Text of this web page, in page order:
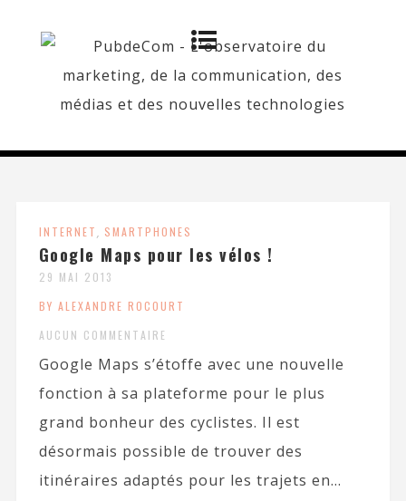
INTERNET, SMARTPHONES
Google Maps pour les vélos !
29 MAI 2013
BY ALEXANDRE ROCOURT
AUCUN COMMENTAIRE
Google Maps s’étoffe avec une nouvelle
fonction à sa plateforme pour le plus
grand bonheur des cyclistes. Il est
désormais possible de trouver des
itinéraires adaptés pour les trajets en...